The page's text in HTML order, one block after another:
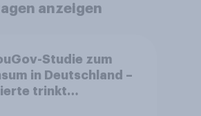
anzeigen
Studie zum
in Deutschland –
trinkt